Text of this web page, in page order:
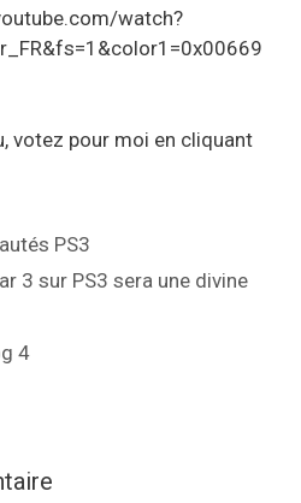
watch?
votez pour moi en cliquant
PS3
3 sur PS3 sera une divine
4